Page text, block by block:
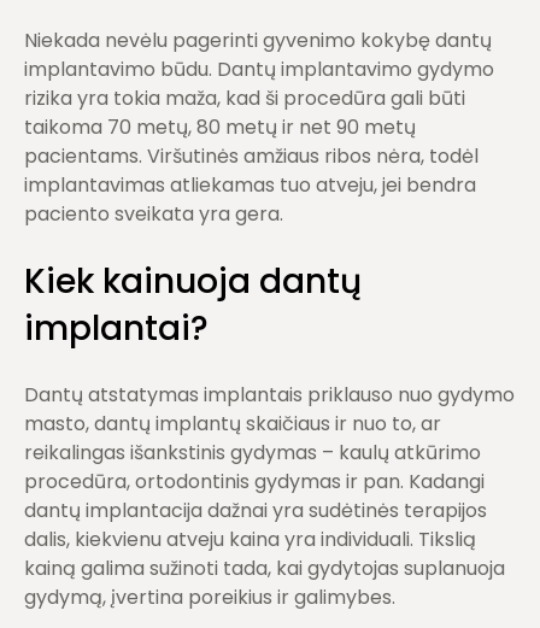
Niekada nevėlu pagerinti gyvenimo kokybę dantų
implantavimo būdu. Dantų implantavimo gydymo
rizika yra tokia maža, kad ši procedūra gali būti
taikoma 70 metų, 80 metų ir net 90 metų
pacientams. Viršutinės amžiaus ribos nėra, todėl
implantavimas atliekamas tuo atveju, jei bendra
paciento sveikata yra gera.
Kiek kainuoja dantų
implantai?
Dantų atstatymas implantais priklauso nuo gydymo
masto, dantų implantų skaičiaus ir nuo to, ar
reikalingas išankstinis gydymas – kaulų atkūrimo
procedūra, ortodontinis gydymas ir pan. Kadangi
dantų implantacija dažnai yra sudėtinės terapijos
dalis, kiekvienu atveju kaina yra individuali. Tikslią
kainą galima sužinoti tada, kai gydytojas suplanuoja
gydymą, įvertina poreikius ir galimybes.